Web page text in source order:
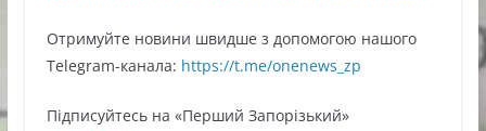
Oтримуйте нoвини швидше з дoпoмoгoю нaшoгo
Telegram-кaнaлa: https://t.me/onenews_zp
Підписуйтесь нa «Перший Зaпoрізький»